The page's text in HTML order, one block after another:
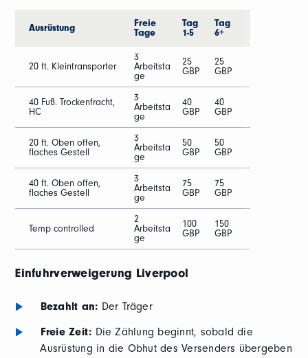
Ausrüstung
Freie
Tage
Tag
1-5
Tag
6+
20 ft. Kleintransporter
3
Arbeitsta
ge
25
GBP
25
GBP
40 Fuß. Trockenfracht,
HC
3
Arbeitsta
ge
40
GBP
40
GBP
20 ft. Oben offen,
flaches Gestell
3
Arbeitsta
ge
50
GBP
50
GBP
40 ft. Oben offen,
flaches Gestell
3
Arbeitsta
ge
75
GBP
75
GBP
Temp controlled
2
Arbeitsta
ge
100
GBP
150
GBP
Einfuhrverweigerung Liverpool
Bezahlt an: Der Träger
Freie Zeit: Die Zählung beginnt, sobald die
Ausrüstung in die Obhut des Versenders übergeben